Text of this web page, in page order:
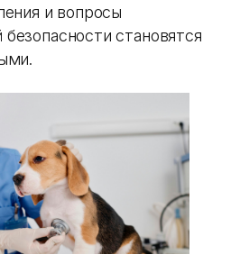
и вопросы
становятся